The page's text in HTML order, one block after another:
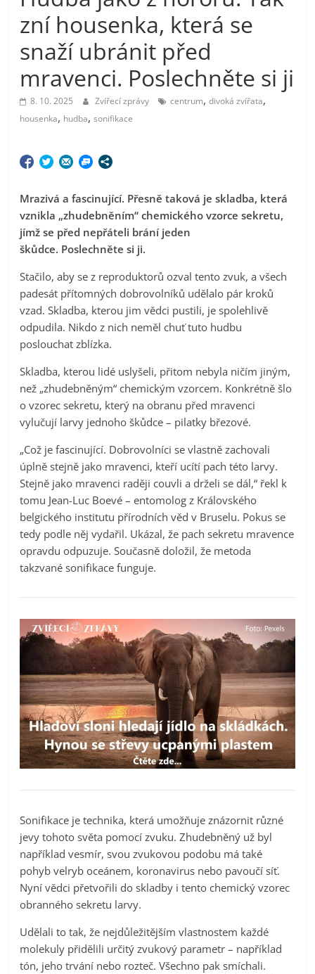
zní housenka, která se
snaží ubránit před
mravenci. Poslechněte si ji
8. 10. 2025 Zvířecí zprávy centrum,divoká zvířata,
housenka, hudba,sonifikace
Mrazivá a fascinující. Přesně taková je skladba, která
vznikla „zhudebněním“ chemického vzorce sekretu,
jímž se před nepřáteli brání jeden
škůdce. Poslechněte si ji.
Stačilo, aby se z reproduktorů ozval tento zvuk, a všech
padesát přítomných dobrovolníků udělalo pár kroků
vzad. Skladba, kterou jim vědci pustili, je spolehlivě
odpudila. Nikdo z nich neměl chuť tuto hudbu
poslouchat zblízka.
Skladba, kterou lidé uslyšeli, přitom nebyla ničím jiným,
než „zhudebněným“ chemickým vzorcem. Konkrétně šlo
o vzorec sekretu, který na obranu před mravenci
vylučují larvy jednoho škůdce – pilatky březové.
„Což je fascinující. Dobrovolníci se vlastně zachovali
úplně stejně jako mravenci, kteří ucítí pach této larvy.
Stejně jako mravenci raději couvli a drželi se dál,“ řekl k
tomu Jean-Luc Boevé – entomolog z Královského
belgického institutu přírodních věd v Bruselu. Pokus se
tedy podle něj vydařil. Ukázal, že pach sekretu mravence
opravdu odpuzuje. Současně doložil, že metoda
takzvané sonifikace funguje.
Sonifikace je technika, která umožňuje znázornit různé
jevy tohoto světa pomocí zvuku. Zhudebněný už byl
například vesmír, svou zvukovou podobu má také
pohyb velryb oceánem, koronavirus nebo pavoučí síť.
Nyní vědci přetvořili do skladby i tento chemický vzorec
obranného sekretu larvy.
Udělali to tak, že nejdůležitějším vlastnostem každé
molekuly přidělili určitý zvukový parametr – například
tón, jeho trvání nebo rozteč. Všechno pak smíchali.